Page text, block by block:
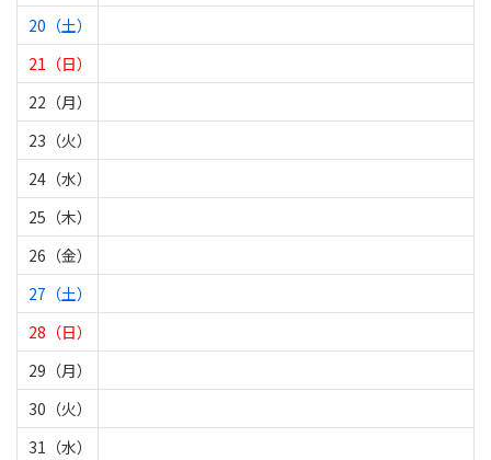
20（土）
21（日）
22（月）
23（火）
24（水）
25（木）
26（金）
27（土）
28（日）
29（月）
30（火）
31（水）